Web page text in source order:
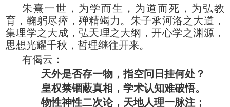
朱熹一世，为学而生，为道而死，为弘教
育，鞠躬尽瘁，殚精竭力。朱子承河洛之大道，
集理学之大成，弘天理之大纲，开心学之渊源，
思想光耀千秋，哲理继往开来。
有偈云：
天外是否存一物，指空问日挂何处？
皇权禁锢蔽真相，学术认知难破悟。
物性神性二次论，天地人理一脉注；